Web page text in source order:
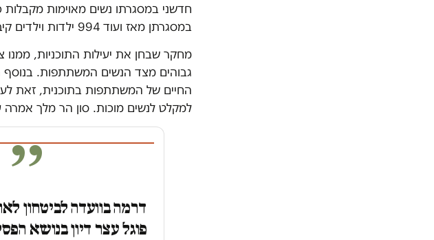
במסגרתן מאז ועוד 994 ילדות וילדים קיבלו הגנה.
מחקר שבחן את יעילות התוכניות, ממנו
גבוהים מצד הנשים המשתתפות. בנוסף
החיים של המשתתפות בתוכנית, זאת
למקלט לנשים מוכות. סון הר מלך אמרה
דרמה בוועדה לביטחון
פוגל עצר דיון בנושא